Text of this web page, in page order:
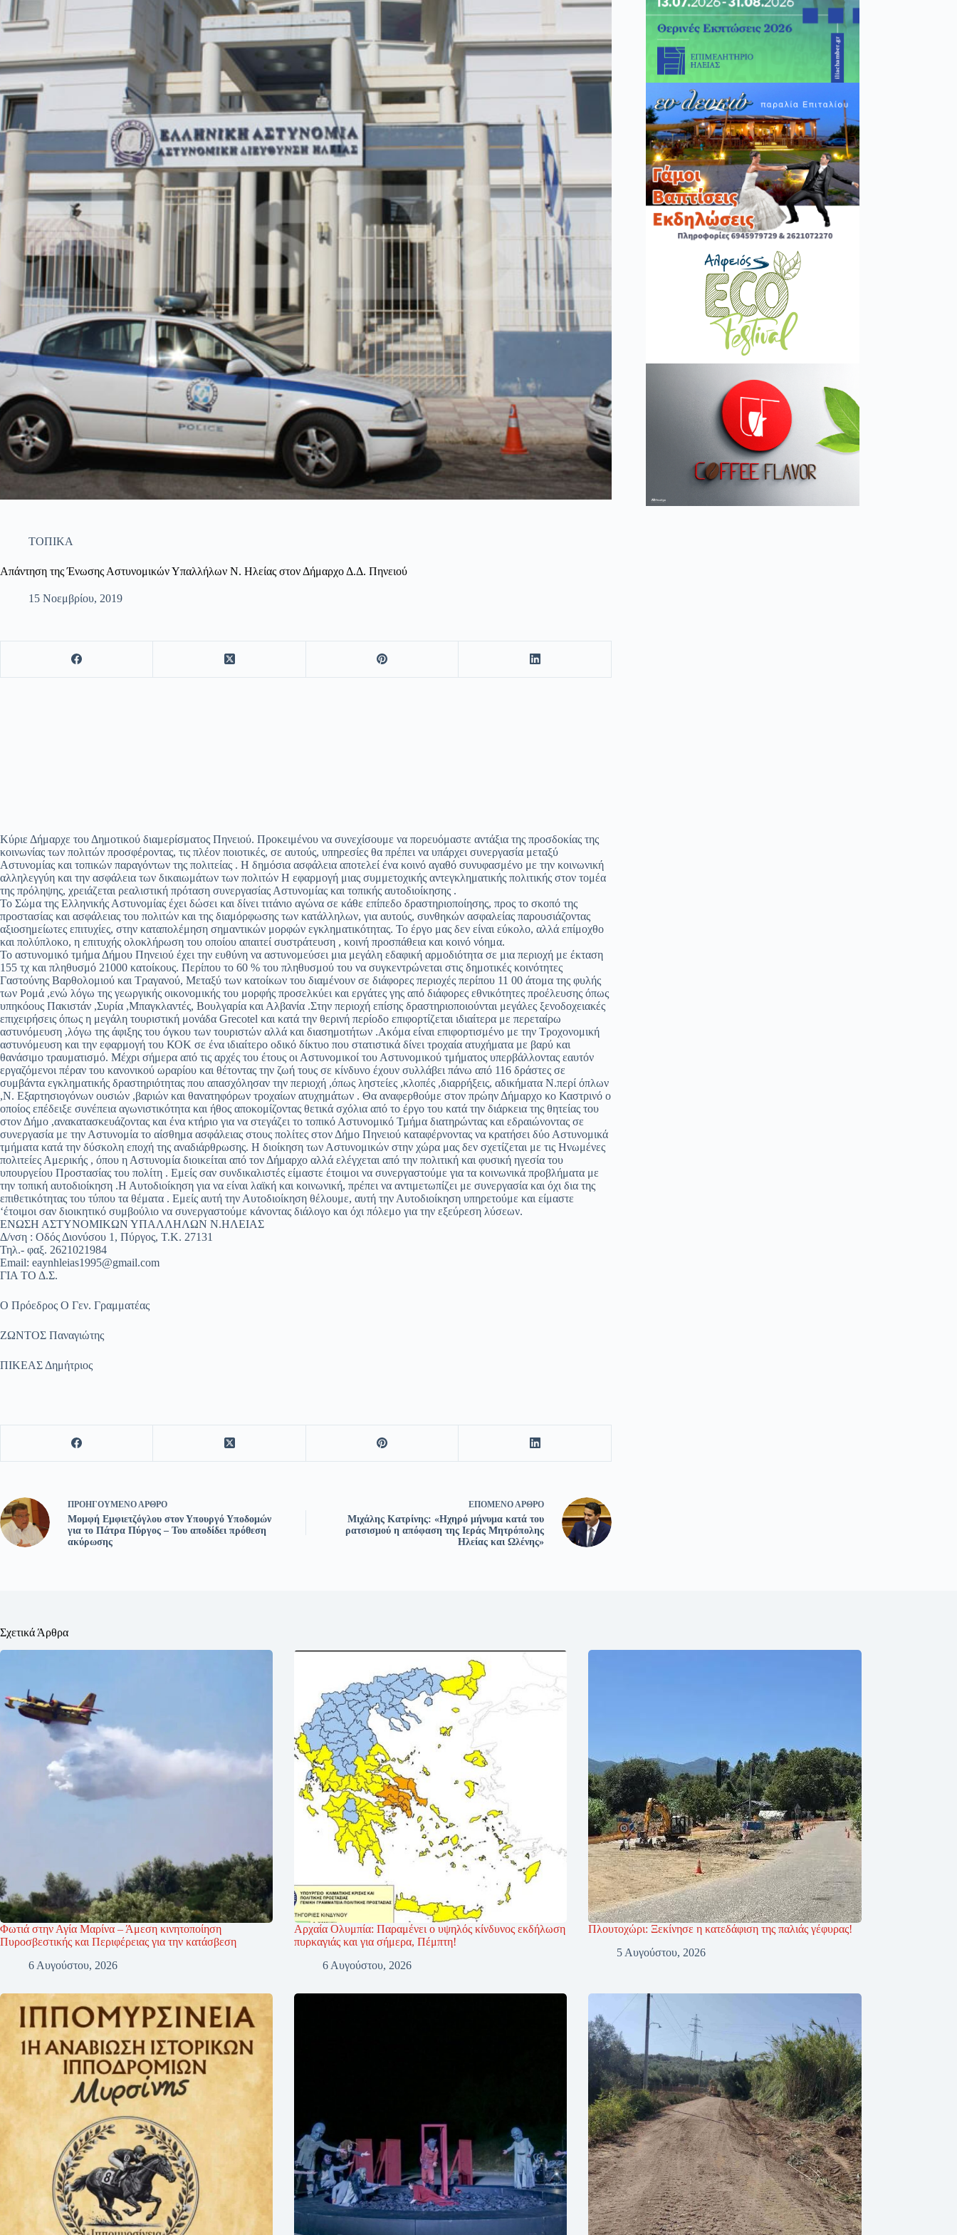
ΤΟΠΙΚΑ
Απάντηση της Ένωσης Αστυνομικών Υπαλλήλων Ν. Ηλείας στον Δήμαρχο Δ.Δ. Πηνειού
15 Νοεμβρίου, 2019
Κύριε Δήμαρχε του Δημοτικού διαμερίσματος Πηνειού. Προκειμένου να συνεχίσουμε να πορευόμαστε αντάξια της προσδοκίας της
κοινωνίας των πολιτών προσφέροντας, τις πλέον ποιοτικές, σε αυτούς, υπηρεσίες θα πρέπει να υπάρχει συνεργασία μεταξύ
Αστυνομίας και τοπικών παραγόντων της πολιτείας . Η δημόσια ασφάλεια αποτελεί ένα κοινό αγαθό συνυφασμένο με την κοινωνική
αλληλεγγύη και την ασφάλεια των δικαιωμάτων των πολιτών Η εφαρμογή μιας συμμετοχικής αντεγκληματικής πολιτικής στον τομέα
της πρόληψης, χρειάζεται ρεαλιστική πρόταση συνεργασίας Αστυνομίας και τοπικής αυτοδιοίκησης .
Το Σώμα της Ελληνικής Αστυνομίας έχει δώσει και δίνει τιτάνιο αγώνα σε κάθε επίπεδο δραστηριοποίησης, προς το σκοπό της
προστασίας και ασφάλειας του πολιτών και της διαμόρφωσης των κατάλληλων, για αυτούς, συνθηκών ασφαλείας παρουσιάζοντας
αξιοσημείωτες επιτυχίες, στην καταπολέμηση σημαντικών μορφών εγκληματικότητας. Το έργο μας δεν είναι εύκολο, αλλά επίμοχθο
και πολύπλοκο, η επιτυχής ολοκλήρωση του οποίου απαιτεί συστράτευση , κοινή προσπάθεια και κοινό νόημα.
Το αστυνομικό τμήμα Δήμου Πηνειού έχει την ευθύνη να αστυνομεύσει μια μεγάλη εδαφική αρμοδιότητα σε μια περιοχή με έκταση
155 τχ και πληθυσμό 21000 κατοίκους. Περίπου το 60 % του πληθυσμού του να συγκεντρώνεται στις δημοτικές κοινότητες
Γαστούνης Βαρθολομιού και Τραγανού, Μεταξύ των κατοίκων του διαμένουν σε διάφορες περιοχές περίπου 11 00 άτομα της φυλής
των Ρομά ,ενώ λόγω της γεωργικής οικονομικής του μορφής προσελκύει και εργάτες γης από διάφορες εθνικότητες προέλευσης όπως
υπηκόους Πακιστάν ,Συρία ,Μπαγκλαντές, Βουλγαρία και Αλβανία .Στην περιοχή επίσης δραστηριοποιούνται μεγάλες ξενοδοχειακές
επιχειρήσεις όπως η μεγάλη τουριστική μονάδα Grecotel και κατά την θερινή περίοδο επιφορτίζεται ιδιαίτερα με περεταίρω
αστυνόμευση ,λόγω της άφιξης του όγκου των τουριστών αλλά και διασημοτήτων .Ακόμα είναι επιφορτισμένο με την Τροχονομική
αστυνόμευση και την εφαρμογή του ΚΟΚ σε ένα ιδιαίτερο οδικό δίκτυο που στατιστικά δίνει τροχαία ατυχήματα με βαρύ και
θανάσιμο τραυματισμό. Μέχρι σήμερα από τις αρχές του έτους οι Αστυνομικοί του Αστυνομικού τμήματος υπερβάλλοντας εαυτόν
εργαζόμενοι πέραν του κανονικού ωραρίου και θέτοντας την ζωή τους σε κίνδυνο έχουν συλλάβει πάνω από 116 δράστες σε
συμβάντα εγκληματικής δραστηριότητας που απασχόλησαν την περιοχή ,όπως ληστείες ,κλοπές ,διαρρήξεις, αδικήματα Ν.περί όπλων
,Ν. Εξαρτησιογόνων ουσιών ,βαριών και θανατηφόρων τροχαίων ατυχημάτων . Θα αναφερθούμε στον πρώην Δήμαρχο κο Καστρινό ο
οποίος επέδειξε συνέπεια αγωνιστικότητα και ήθος αποκομίζοντας θετικά σχόλια από το έργο του κατά την διάρκεια της θητείας του
στον Δήμο ,ανακατασκευάζοντας και ένα κτήριο για να στεγάζει το τοπικό Αστυνομικό Τμήμα διατηρώντας και εδραιώνοντας σε
συνεργασία με την Αστυνομία το αίσθημα ασφάλειας στους πολίτες στον Δήμο Πηνειού καταφέρνοντας να κρατήσει δύο Αστυνομικά
τμήματα κατά την δύσκολη εποχή της αναδιάρθρωσης. Η διοίκηση των Αστυνομικών στην χώρα μας δεν σχετίζεται με τις Ηνωμένες
πολιτείες Αμερικής , όπου η Αστυνομία διοικείται από τον Δήμαρχο αλλά ελέγχεται από την πολιτική και φυσική ηγεσία του
υπουργείου Προστασίας του πολίτη . Εμείς σαν συνδικαλιστές είμαστε έτοιμοι να συνεργαστούμε για τα κοινωνικά προβλήματα με
την τοπική αυτοδιοίκηση .Η Αυτοδιοίκηση για να είναι λαϊκή και κοινωνική, πρέπει να αντιμετωπίζει με συνεργασία και όχι δια της
επιθετικότητας του τύπου τα θέματα . Εμείς αυτή την Αυτοδιοίκηση θέλουμε, αυτή την Αυτοδιοίκηση υπηρετούμε και είμαστε
‘έτοιμοι σαν διοικητικό συμβούλιο να συνεργαστούμε κάνοντας διάλογο και όχι πόλεμο για την εξεύρεση λύσεων.
ΕΝΩΣΗ ΑΣΤΥΝΟΜΙΚΩΝ ΥΠΑΛΛΗΛΩΝ Ν.ΗΛΕΙΑΣ
Δ/νση : Οδός Διονύσου 1, Πύργος, Τ.Κ. 27131
Τηλ.- φαξ. 2621021984
Email: eaynhleias1995@gmail.com
ΓΙΑ ΤΟ Δ.Σ.
Ο Πρόεδρος Ο Γεν. Γραμματέας
ΖΩΝΤΟΣ Παναγιώτης
ΠΙΚΕΑΣ Δημήτριος
ΠΡΟΗΓΟΎΜΕΝΟΆΡΘΡΟ
Μομφή Εμφιετζόγλου στον Υπουργό Υποδομών
για το Πάτρα Πύργος – Του αποδίδει πρόθεση
ακύρωσης
ΕΠΌΜΕΝΟΆΡΘΡΟ
Μιχάλης Κατρίνης: «Ηχηρό μήνυμα κατά του
ρατσισμού η απόφαση της Ιεράς Μητρόπολης
Ηλείας και Ωλένης»
Σχετικά Άρθρα
Φωτιά στην Αγία Μαρίνα – Άμεση κινητοποίηση
Πυροσβεστικής και Περιφέρειας για την κατάσβεση
6 Αυγούστου, 2026
Αρχαία Ολυμπία: Παραμένει ο υψηλός κίνδυνος εκδήλωση
πυρκαγιάς και για σήμερα, Πέμπτη!
6 Αυγούστου, 2026
Πλουτοχώρι: Ξεκίνησε η κατεδάφιση της παλιάς γέφυρας!
5 Αυγούστου, 2026